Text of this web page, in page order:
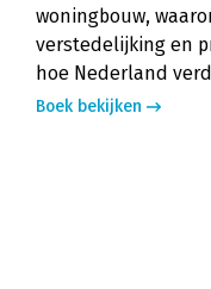
woningbouw,
verstedelijking en
hoe Nederland
Boek bekijken